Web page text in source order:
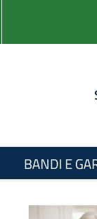
BANDI E